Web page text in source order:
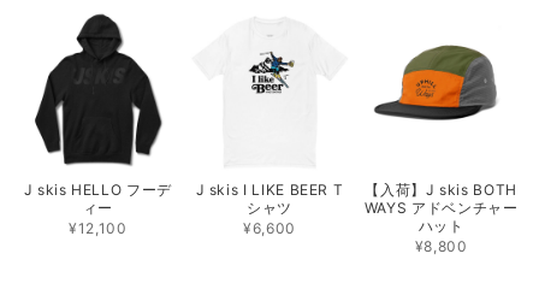
J skis HELLO フーデ
ィー
¥12,100
J skis I LIKE BEER T
シャツ
¥6,600
【入荷】J skis BOTH
WAYS アドベンチャー
ハット
¥8,800